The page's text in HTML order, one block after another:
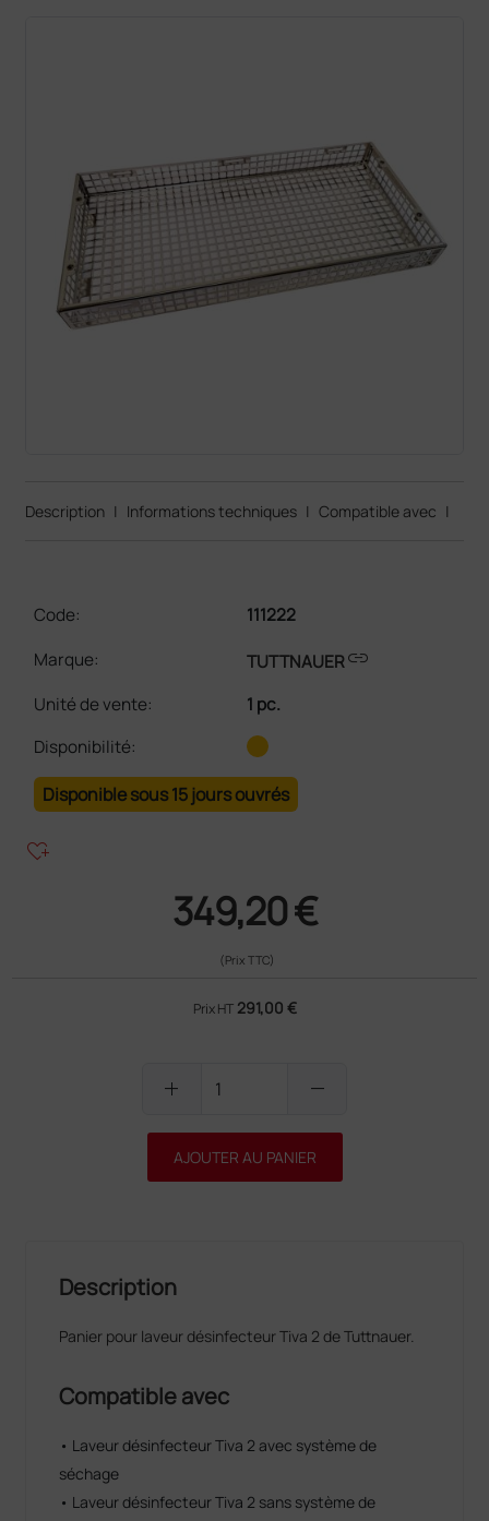
Description | Informations techniques | Compatible avec |
Code:
111222
Marque:
TUTTNAUERlink
Unité de vente:
1 pc.
Disponibilité:
Disponible sous 15 jours ouvrés
heart_plus
349,20 €
(Prix TTC)
Prix HT 291,00 €
add remove
AJOUTER AU PANIER
Description
Panier pour laveur désinfecteur Tiva 2 de Tuttnauer.
Compatible avec
• Laveur désinfecteur Tiva 2 avec système de
séchage
• Laveur désinfecteur Tiva 2 sans système de